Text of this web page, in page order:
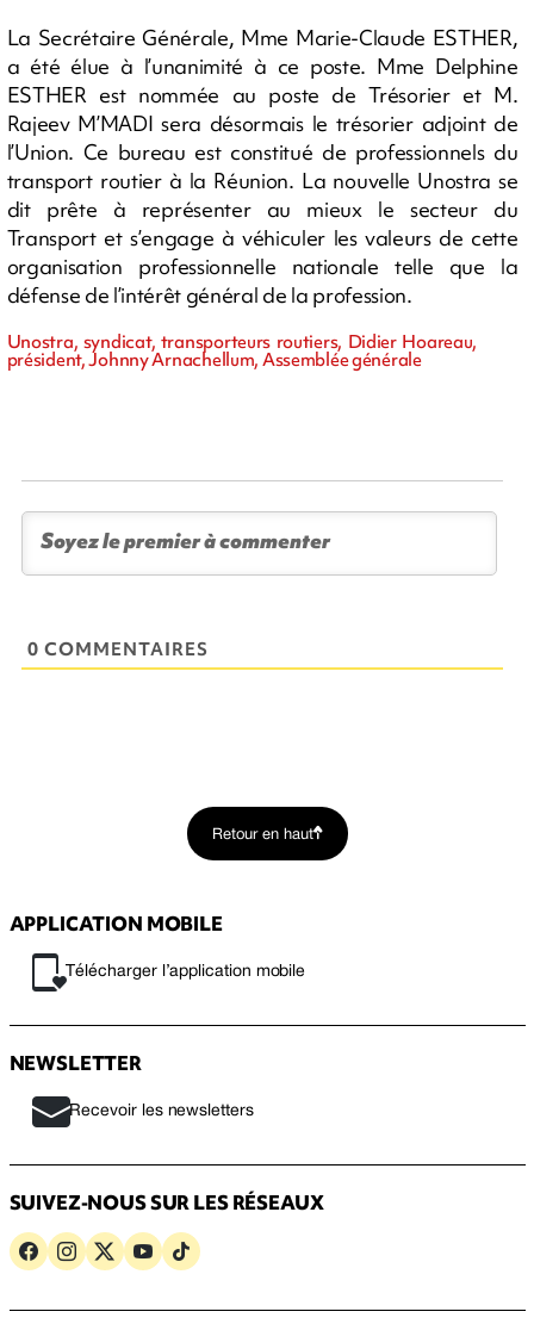
La Secrétaire Générale, Mme Marie-Claude ESTHER,
a été élue à l’unanimité à ce poste. Mme Delphine
ESTHER est nommée au poste de Trésorier et M.
Rajeev M’MADI sera désormais le trésorier adjoint de
l’Union. Ce bureau est constitué de professionnels du
transport routier à la Réunion. La nouvelle Unostra se
dit prête à représenter au mieux le secteur du
Transport et s’engage à véhiculer les valeurs de cette
organisation professionnelle nationale telle que la
défense de l’intérêt général de la profession.
Unostra, syndicat, transporteurs routiers, Didier Hoareau,
président, Johnny Arnachellum, Assemblée générale
0 COMMENTAIRES
Retour en haut
APPLICATION MOBILE
Télécharger l’application mobile
NEWSLETTER
Recevoir les newsletters
SUIVEZ-NOUS SUR LES RÉSEAUX